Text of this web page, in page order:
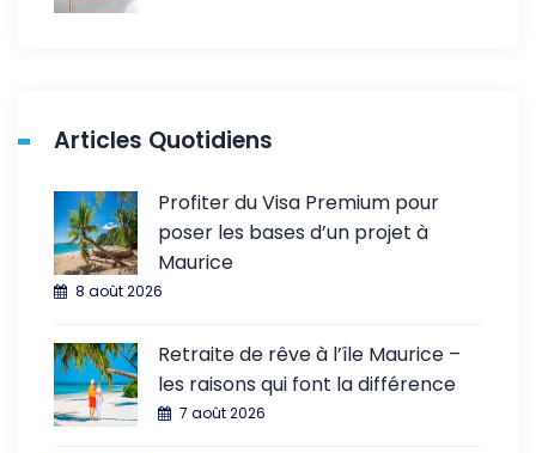
Articles Quotidiens
Profiter du Visa Premium pour
poser les bases d’un projet à
Maurice
8 août 2026
Retraite de rêve à l’île Maurice –
les raisons qui font la différence
7 août 2026